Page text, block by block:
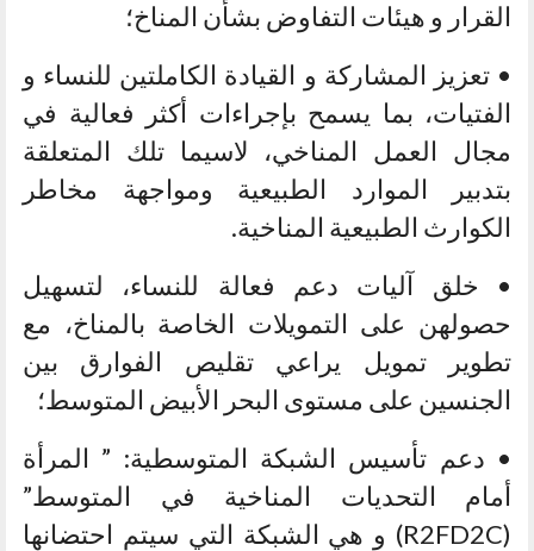
القرار و هيئات التفاوض بشأن المناخ؛
• تعزيز المشاركة و القيادة الكاملتين للنساء و
الفتيات، بما يسمح بإجراءات أكثر فعالية في
مجال العمل المناخي، لاسيما تلك المتعلقة
بتدبير الموارد الطبيعية ومواجهة مخاطر
الكوارث الطبيعية المناخية.
• خلق آليات دعم فعالة للنساء، لتسهيل
حصولهن على التمويلات الخاصة بالمناخ، مع
تطوير تمويل يراعي تقليص الفوارق بين
الجنسين على مستوى البحر الأبيض المتوسط؛
• دعم تأسيس الشبكة المتوسطية: ” المرأة
أمام التحديات المناخية في المتوسط”
(R2FD2C) و هي الشبكة التي سيتم احتضانها